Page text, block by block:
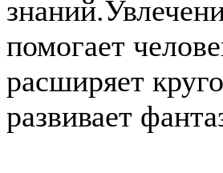
помогает
расширяет
развивает